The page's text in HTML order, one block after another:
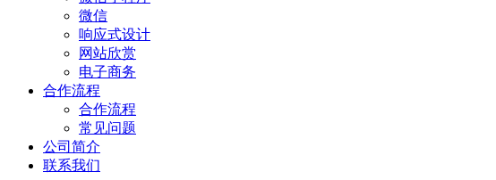
微信
响应式设计
网站欣赏
电子商务
合作流程
合作流程
常见问题
公司简介
联系我们